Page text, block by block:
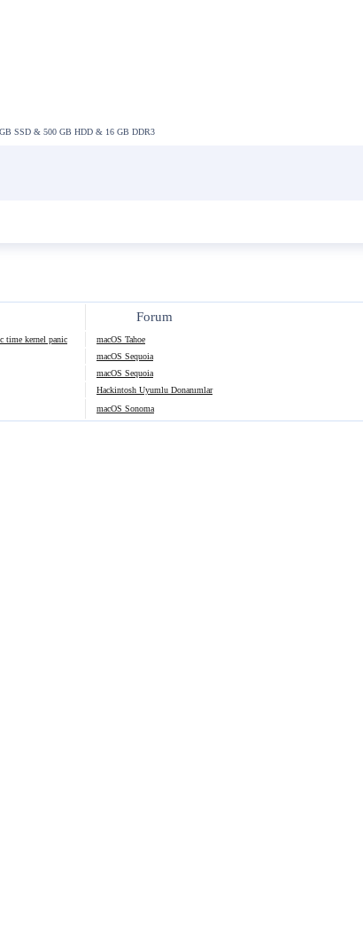
SSD & 500 GB HDD & 16 GB DDR3
Forum
time kernel panic
macOS Tahoe
macOS Sequoia
macOS Sequoia
Hackintosh Uyumlu Donanımlar
macOS Sonoma